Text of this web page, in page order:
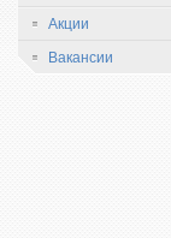
Акции
Вакансии